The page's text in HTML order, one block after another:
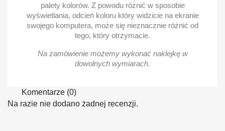
palety kolorów. Z powodu różnić w sposobie
wyświetlania, odcień koloru który widzicie na ekranie
swojego komputera, może się nieznacznie różnić od
tego, który otrzymacie.
Na zamówienie możemy wykonać naklejkę w
dowolnych wymiarach.
Komentarze (0)
Na razie nie dodano żadnej recenzji.